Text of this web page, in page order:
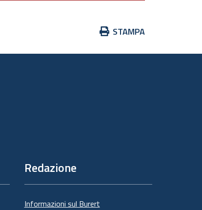
Azioni
documento
STAMPA
Redazione
Informazioni sul Burert